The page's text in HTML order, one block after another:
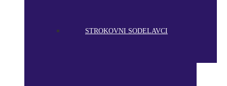
STROKOVNI SODELAVCI